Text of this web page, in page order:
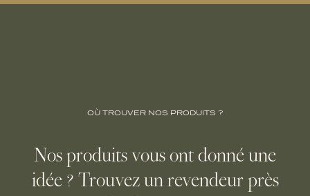
OÙ TROUVER NOS PRODUITS ?
Nos produits vous ont donné une
idée ? Trouvez un revendeur près